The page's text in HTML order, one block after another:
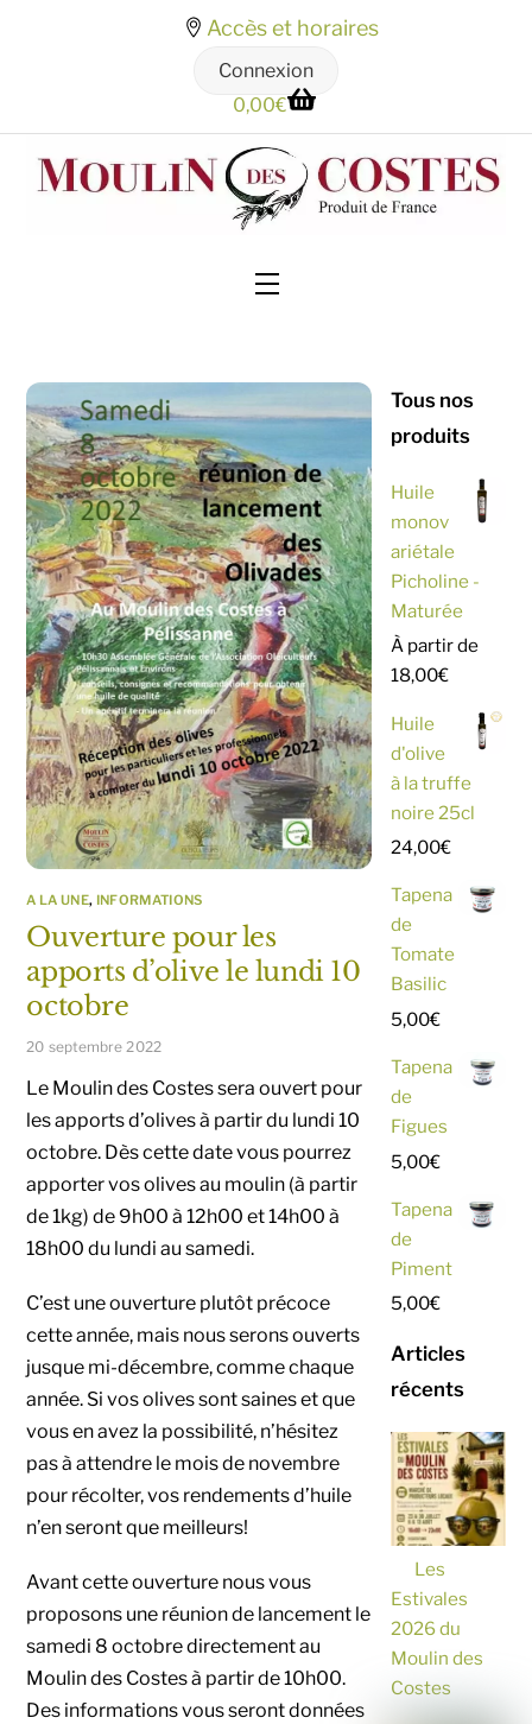
Accès et horaires
Connexion
0,00€
Menu
A LA UNE, INFORMATIONS
Ouverture pour les
apports d’olive le lundi 10
octobre
20 septembre 2022
Le Moulin des Costes sera ouvert pour
les apports d’olives à partir du lundi 10
octobre. Dès cette date vous pourrez
apporter vos olives au moulin (à partir
de 1kg) de 9h00 à 12h00 et 14h00 à
18h00 du lundi au samedi.
C’est une ouverture plutôt précoce
cette année, mais nous serons ouverts
jusque mi-décembre, comme chaque
année. Si vos olives sont saines et que
vous en avez la possibilité, n’hésitez
pas à attendre le mois de novembre
pour récolter, vos rendements d’huile
n’en seront que meilleurs!
Avant cette ouverture nous vous
proposons une réunion de lancement le
samedi 8 octobre directement au
Moulin des Costes à partir de 10h00.
Des informations vous seront données
Tous nos
produits
Huile
monov
ariétale
Picholine -
Maturée
À partir de
18,00€
Huile
d'olive
à la truffe
noire 25cl
24,00€
Tapena
de
Tomate
Basilic
5,00€
Tapena
de
Figues
5,00€
Tapena
de
Piment
5,00€
Articles
récents
Les
Estivales
2026 du
Moulin des
Costes